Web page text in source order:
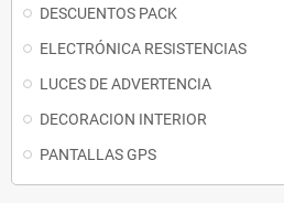
DESCUENTOS PACK
ELECTRÓNICA RESISTENCIAS
LUCES DE ADVERTENCIA
DECORACION INTERIOR
PANTALLAS GPS